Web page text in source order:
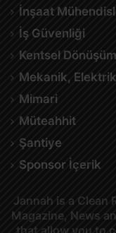
İnşaat
İş Güvenliği
Kentsel Dönüşüm
Mekanik,
Mimari
Müteahhit
Şantiye
Sponsor İçerik
Jannah is a Clean
Magazine, News
that allow you to